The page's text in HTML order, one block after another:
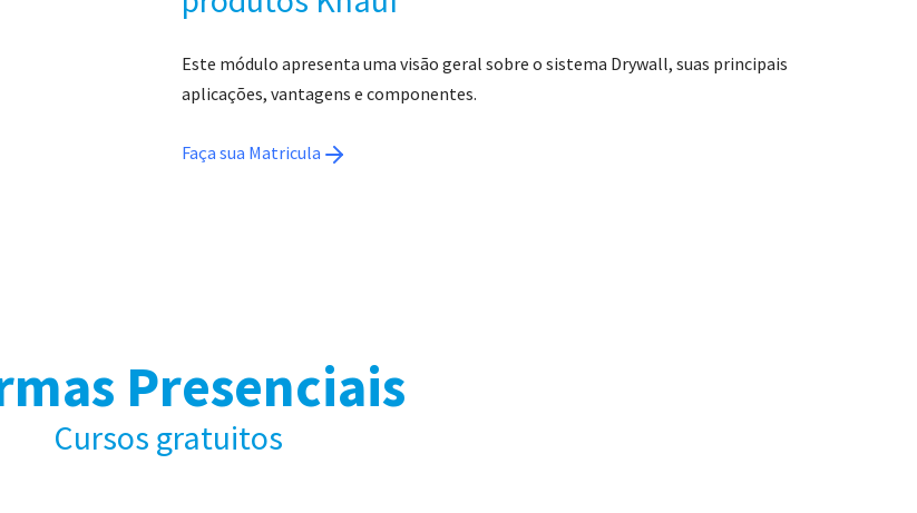
Este módulo apresenta uma visão geral sobre o sistema Drywall, suas principais
aplicações, vantagens e componentes.
Faça sua Matricula
Presenciais
Cursos gratuitos